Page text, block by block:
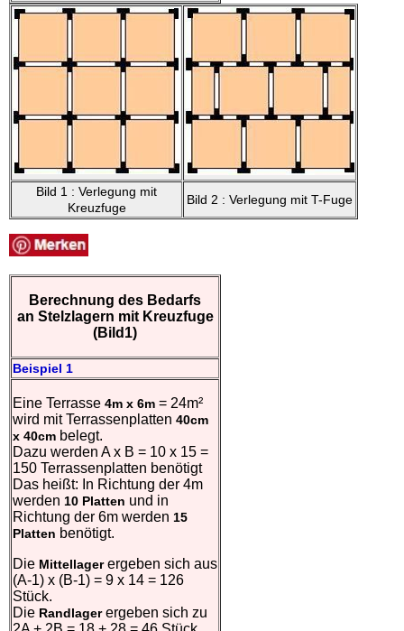
Bild 1 : Verlegung mit
Kreuzfuge
Bild 2 : Verlegung mit T-Fuge
Berechnung des Bedarfs
an Stelzlagern mit Kreuzfuge
(Bild1)
Beispiel 1
Eine Terrasse 4m x 6m = 24m²
wird mit Terrassenplatten 40cm
x 40cm belegt.
Dazu werden A x B = 10 x 15 =
150 Terrassenplatten benötigt
Das heißt: In Richtung der 4m
werden 10 Platten und in
Richtung der 6m werden 15
Platten benötigt.
Die Mittellagerergeben sich aus
(A-1) x (B-1) = 9 x 14 = 126
Stück.
Die Randlagerergeben sich zu